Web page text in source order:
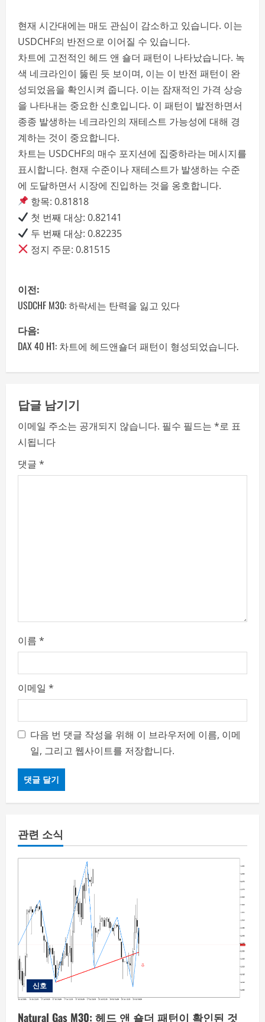
현재 시간대에는 매도 관심이 감소하고 있습니다. 이는
USDCHF의 반전으로 이어질 수 있습니다.
차트에 고전적인 헤드 앤 숄더 패턴이 나타났습니다. 녹
색 네크라인이 뚫린 듯 보이며, 이는 이 반전 패턴이 완
성되었음을 확인시켜 줍니다. 이는 잠재적인 가격 상승
을 나타내는 중요한 신호입니다. 이 패턴이 발전하면서
종종 발생하는 네크라인의 재테스트 가능성에 대해 경
계하는 것이 중요합니다.
차트는 USDCHF의 매수 포지션에 집중하라는 메시지를
표시합니다. 현재 수준이나 재테스트가 발생하는 수준
에 도달하면서 시장에 진입하는 것을 옹호합니다.
항목: 0.81818
첫 번째 대상: 0.82141
두 번째 대상: 0.82235
정지 주문: 0.81515
P
o
s
t
a
v
i
g
이전:
USDCHF M30: 하락세는 탄력을 잃고 있다
다음:
DAX 40 H1: 차트에 헤드앤숄더 패턴이 형성되었습니다.
답글 남기기
이메일 주소는 공개되지 않습니다. 필수 필드는 *로 표
시됩니다
댓글 *
이름 *
이메일 *
다음 번 댓글 작성을 위해 이 브라우저에 이름, 이메
일, 그리고 웹사이트를 저장합니다.
관련 소식
신호
Natural Gas M30: 헤드 앤 숄더 패턴이 확인된 것